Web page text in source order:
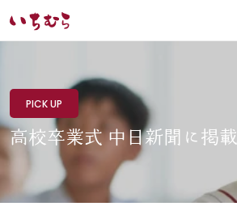
PICK UP
高校卒業式 中日新聞に掲載